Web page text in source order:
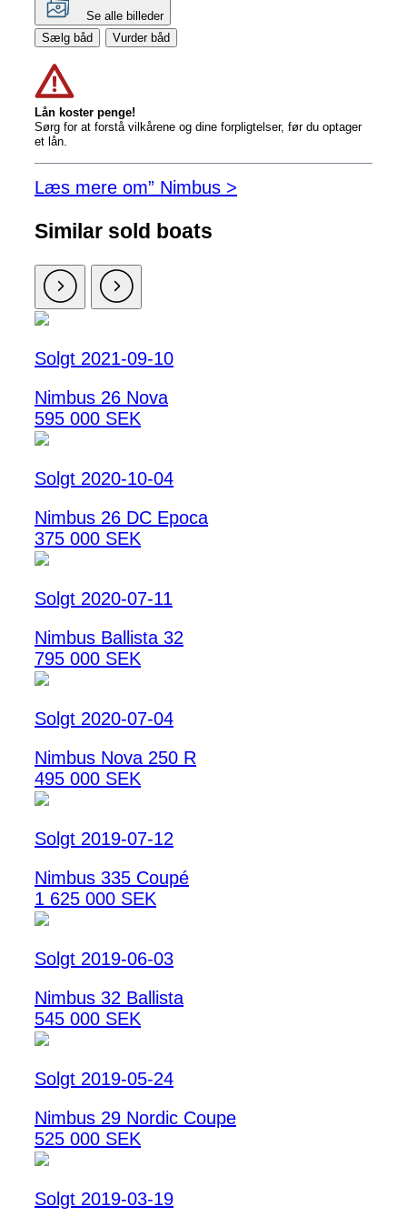
Se alle billeder
Sælg båd
Vurder båd
Lån koster penge!
Sørg for at forstå vilkårene og dine forpligtelser, før du optager
et lån.
Læs mere om” Nimbus >
Similar sold boats
Solgt 2021-09-10
Nimbus 26 Nova
595 000 SEK
Solgt 2020-10-04
Nimbus 26 DC Epoca
375 000 SEK
Solgt 2020-07-11
Nimbus Ballista 32
795 000 SEK
Solgt 2020-07-04
Nimbus Nova 250 R
495 000 SEK
Solgt 2019-07-12
Nimbus 335 Coupé
1 625 000 SEK
Solgt 2019-06-03
Nimbus 32 Ballista
545 000 SEK
Solgt 2019-05-24
Nimbus 29 Nordic Coupe
525 000 SEK
Solgt 2019-03-19